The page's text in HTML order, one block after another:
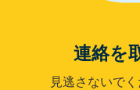
連絡を
見逃さないで